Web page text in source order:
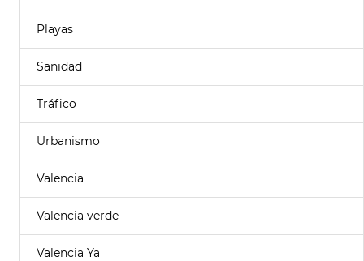
Playas
Sanidad
Tráfico
Urbanismo
Valencia
Valencia verde
Valencia Ya